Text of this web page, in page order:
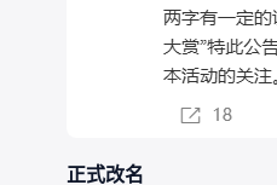
正式改名